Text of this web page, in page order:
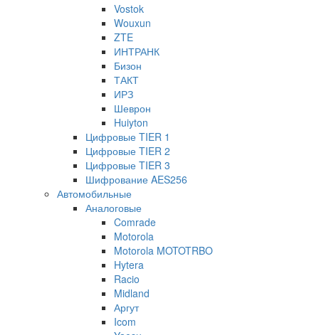
Vostok
Wouxun
ZTE
ИНТРАНК
Бизон
ТАКТ
ИРЗ
Шеврон
Huiyton
Цифровые TIER 1
Цифровые TIER 2
Цифровые TIER 3
Шифрование AES256
Автомобильные
Аналоговые
Comrade
Motorola
Motorola MOTOTRBO
Hytera
Racio
Midland
Аргут
Icom